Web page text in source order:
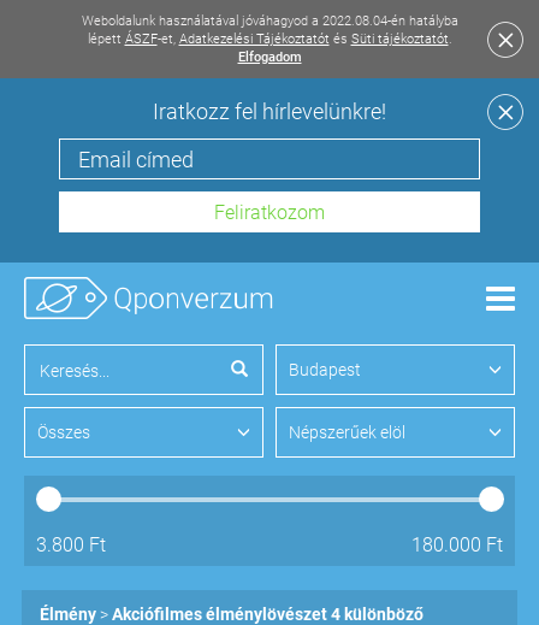
Weboldalunk használatával jóváhagyod a 2022.08.04-én hatályba
lépett ÁSZF-et, Adatkezelési Tájékoztatót és Süti tájékoztatót.
Elfogadom
Iratkozz fel hírlevelünkre!
Budapest
Összes Népszerűek elöl
3.800 Ft 180.000 Ft
Élmény
Akciófilmes élménylövészet 4 különböző